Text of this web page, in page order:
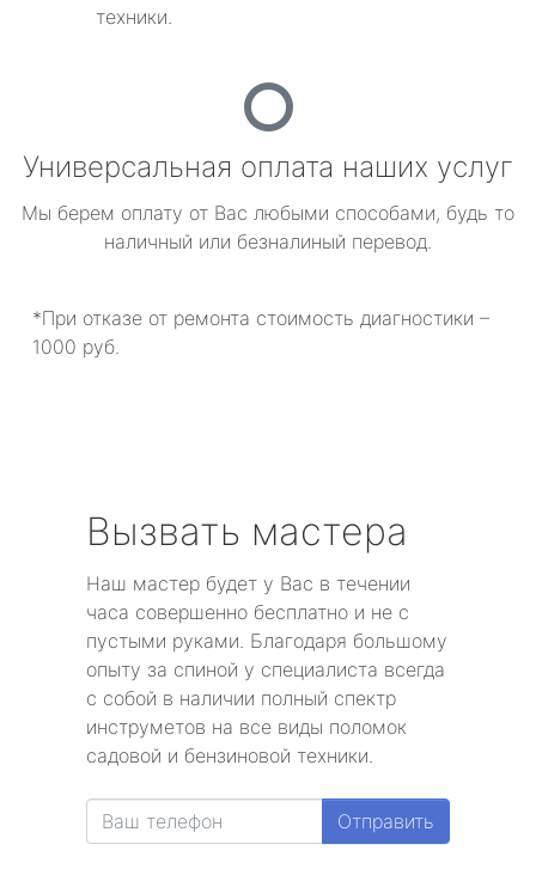
техники.
Универсальная оплата наших услуг
Мы берем оплату от Вас любыми способами, будь то
наличный или безналиный перевод.
*При отказе от ремонта стоимость диагностики –
1000 руб.
Вызвать мастера
Наш мастер будет у Вас в течении
часа совершенно бесплатно и не с
пустыми руками. Благодаря большому
опыту за спиной у специалиста всегда
с собой в наличии полный спектр
инструметов на все виды поломок
садовой и бензиновой техники.
Отправить